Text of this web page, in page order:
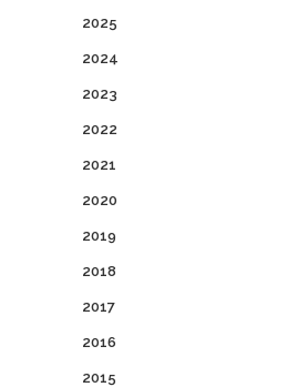
2025
2024
2023
2022
2021
2020
2019
2018
2017
2016
2015